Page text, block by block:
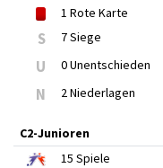
1 Rote Karte
S 7 Siege
U 0 Unentschieden
N 2 Niederlagen
C2-Junioren
15 Spiele